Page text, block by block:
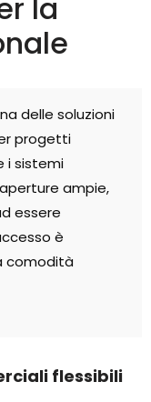
la
delle soluzioni
progetti
i sistemi
ampie,
essere
è
comodità
flessibili